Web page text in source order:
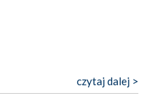
czytaj dalej >